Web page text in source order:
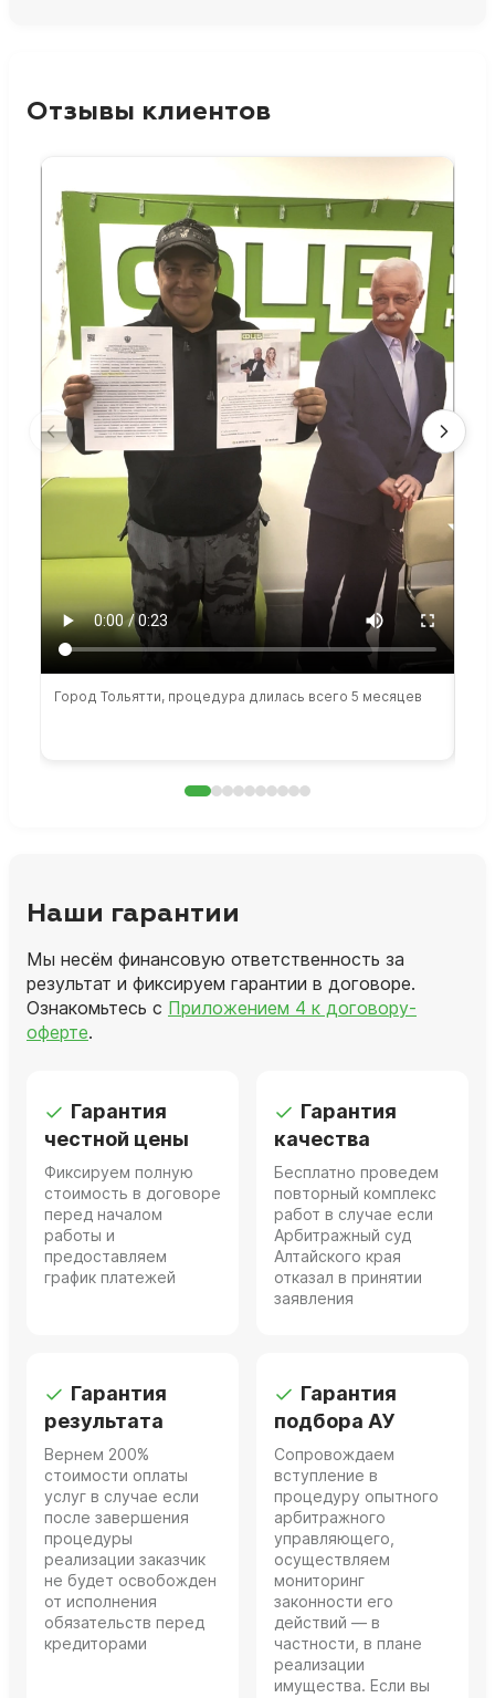
Отзывы клиентов
Город Тольятти, процедура длилась всего 5 месяцев
Наши гарантии
Мы несём финансовую ответственность за
результат и фиксируем гарантии в договоре.
Ознакомьтесь с Приложением 4 к договору-
оферте.
Гарантия
честной цены
Фиксируем полную
стоимость в договоре
перед началом
работы и
предоставляем
график платежей
Гарантия
качества
Бесплатно проведем
повторный комплекс
работ в случае если
Арбитражный суд
Алтайского края
отказал в принятии
заявления
Гарантия
результата
Вернем 200%
стоимости оплаты
услуг в случае если
после завершения
процедуры
реализации заказчик
не будет освобожден
от исполнения
обязательств перед
кредиторами
Гарантия
подбора АУ
Сопровождаем
вступление в
процедуру опытного
арбитражного
управляющего,
осуществляем
мониторинг
законности его
действий — в
частности, в плане
реализации
имущества. Если вы